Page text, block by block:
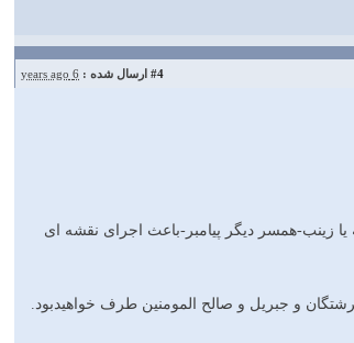
#4 ارسال شده : 6 years ago
زینب-همسر دیگر پیامبر-باعث اجرای نقشه ای
و جبریل و صالح المومنین طرف خواهیدبود.